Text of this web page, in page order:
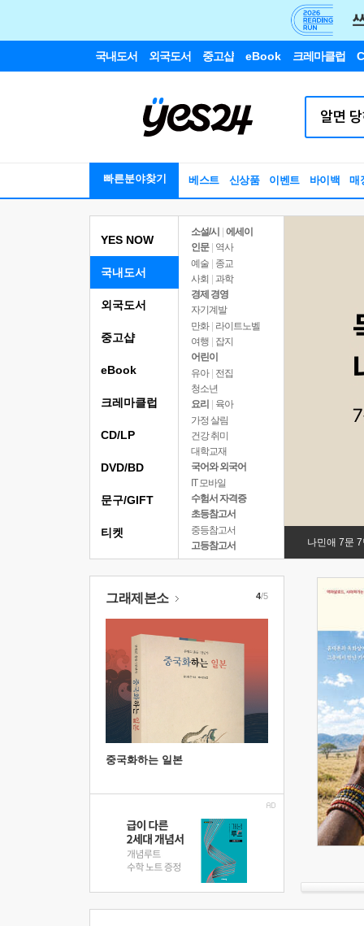
국내도서 외국도서 중고샵 eBook 크레마클럽
빠른분야찾기 베스트 신상품 이벤트 바이백 매
YES NOW
국내도서
소설/시
에세이
인문
역사
예술 | 종교
사회 | 과학
경제 경영
자기계발
만화 | 라이트노벨
여행
잡지
어린이
유아 | 전집
청소년
요리
육아
가정 살림
건강 취미
대학교재
국어와 외국어
IT 모바일
수험서 자격증
초등참고서
중등참고서
고등참고서
나민애 7문
외국도서
중고샵
eBook
크레마클럽
CD/LP
DVD/BD
문구/GIFT
티켓
그래제본소
중국화하는 일본
4/5